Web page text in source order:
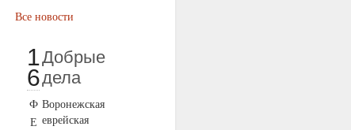
Все новости
1
6
Ф
Е
Добрые
дела
Воронежская
еврейская